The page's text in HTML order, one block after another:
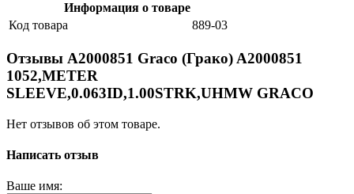
Информация о товаре
Код товара
889-03
Отзывы A2000851 Graco (Грако) A2000851
1052,METER
SLEEVE,0.063ID,1.00STRK,UHMW GRACO
Нет отзывов об этом товаре.
Написать отзыв
Ваше имя: